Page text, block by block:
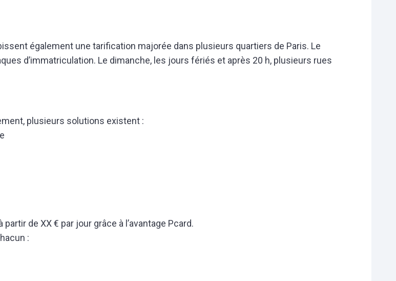
également une tarification majorée dans plusieurs quartiers de Paris. Le
d’immatriculation. Le dimanche, les jours fériés et après 20 h, plusieurs rues
plusieurs solutions existent :
de XX € par jour grâce à l’avantage Pcard.
: